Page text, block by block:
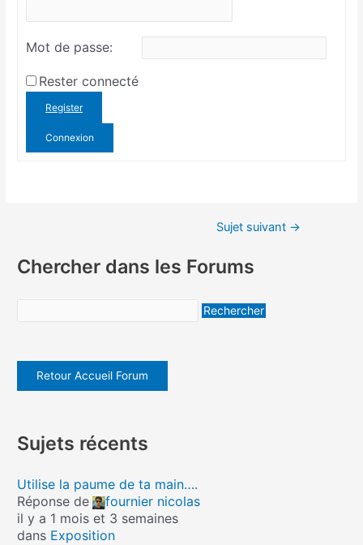
Mot de passe:
Rester connecté
Register
Connexion
Sujet suivant →
Chercher dans les Forums
Retour Accueil Forum
Sujets récents
Utilise la paume de ta main….
Réponse de
fournier nicolas
il y a 1 mois et 3 semaines
dans Exposition